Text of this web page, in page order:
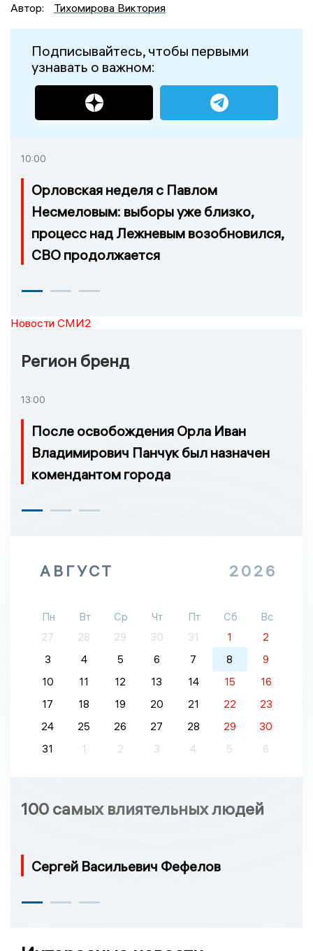
Автор:
Тихомирова Виктория
Подписывайтесь, чтобы первыми
узнавать о важном:
10:00
Орловская неделя с Павлом
Несмеловым: выборы уже близко,
процесс над Лежневым возобновился,
СВО продолжается
Новости СМИ2
Регион бренд
13:00
После освобождения Орла Иван
Владимирович Панчук был назначен
комендантом города
АВГУСТ 2026
Пн Вт Ср Чт Пт Сб
Вс
27
28 29 30 31 1
2
3
4 5 6 7 8
9
10
11 12 13 14 15
16
17
18 19 20 21 22
23
24
25 26 27 28 29
30
31
1 2 3 4 5 6
100 самых влиятельных людей
Сергей Васильевич Фефелов